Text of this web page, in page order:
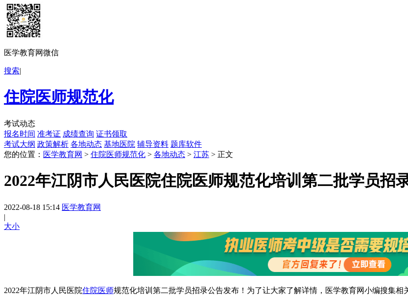
医学教育网微信
搜索|
住院医师规范化
考试动态
报名时间 准考证 成绩查询 证书领取
考试大纲 政策解析 各地动态 基地医院 辅导资料 题库软件
您的位置： 医学教育网 > 住院医师规范化 > 各地动态 > 江苏 > 正文
2022年江阴市人民医院住院医师规范化培训第二批学员招
2022-08-18 15:14 医学教育网
|
大小
2022年江阴市人民医院住院医师规范化培训第二批学员招录公告发布！为了让大家了解详情，医学教育网小编搜集相